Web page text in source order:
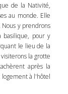
de la Nativité,
au monde. Elle
Nous y prendrons
basilique, pour y
le lieu de la
la grotte
après la
logement à l'hôtel